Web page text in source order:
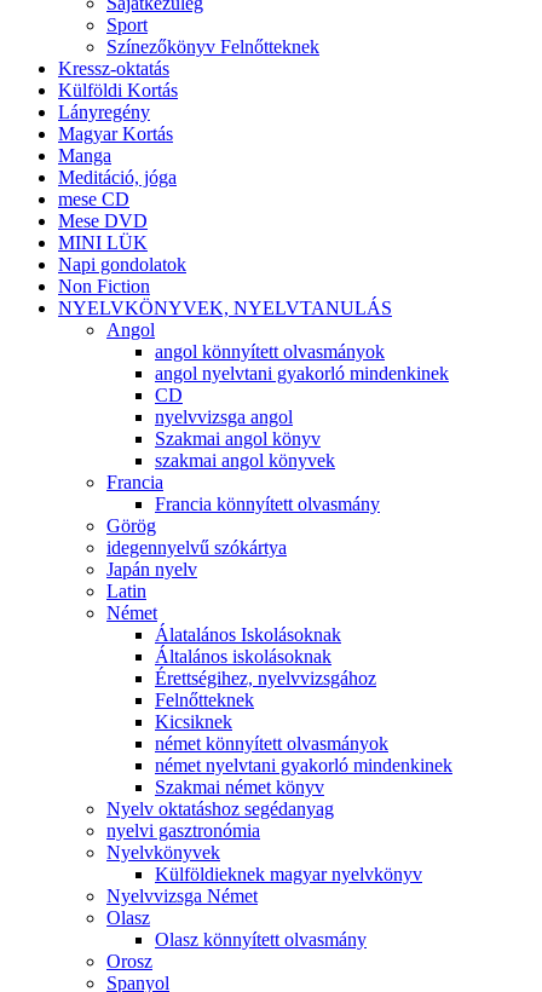
Sport
Színezőkönyv Felnőtteknek
Kressz-oktatás
Külföldi Kortás
Lányregény
Magyar Kortás
Manga
Meditáció, jóga
mese CD
Mese DVD
MINI LÜK
Napi gondolatok
Non Fiction
NYELVKÖNYVEK, NYELVTANULÁS
Angol
angol könnyített olvasmányok
angol nyelvtani gyakorló mindenkinek
CD
nyelvvizsga angol
Szakmai angol könyv
szakmai angol könyvek
Francia
Francia könnyített olvasmány
Görög
idegennyelvű szókártya
Japán nyelv
Latin
Német
Álatalános Iskolásoknak
Általános iskolásoknak
Érettségihez, nyelvvizsgához
Felnőtteknek
Kicsiknek
német könnyített olvasmányok
német nyelvtani gyakorló mindenkinek
Szakmai német könyv
Nyelv oktatáshoz segédanyag
nyelvi gasztronómia
Nyelvkönyvek
Külföldieknek magyar nyelvkönyv
Nyelvvizsga Német
Olasz
Olasz könnyített olvasmány
Orosz
Spanyol